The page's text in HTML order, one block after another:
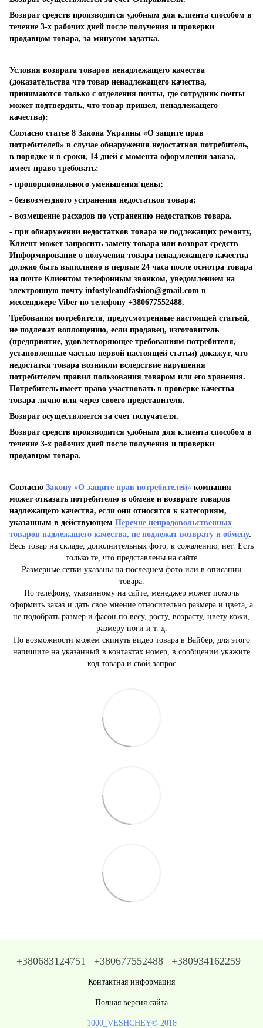
Возврат средств производится удобным для клиента способом в
течение 3-х рабочих дней после получения и проверки
продавцом товара, за минусом задатка.
Условия возврата товаров ненадлежащего качества
(доказательства что товар ненадлежащего качества,
принимаются только с отделения почты, где сотрудник почты
может подтвердить, что товар пришел, ненадлежащего
качества):
Согласно статье 8 Закона Украины «О защите прав
потребителей» в случае обнаружения недостатков потребитель,
в порядке и в сроки, 14 дней с момента оформления заказа,
имеет право требовать:
- пропорционального уменьшения цены;
- безвозмездного устранения недостатков товара;
- возмещение расходов по устранению недостатков товара.
- при обнаружении недостатков товара не подлежащих ремонту,
Клиент может запросить замену товара или возврат средств
Информирование о получении товара ненадлежащего качества
должно быть выполнено в первые 24 часа после осмотра товара
на почте Клиентом телефонным звонком, уведомлением на
электронную почту infostyleandfashion@gmail.com в
мессенджере Viber по телефону +380677552488.
Требования потребителя, предусмотренные настоящей статьей,
не подлежат воплощению, если продавец, изготовитель
(предприятие, удовлетворяющее требованиям потребителя,
установленные частью первой настоящей статьи) докажут, что
недостатки товара возникли вследствие нарушения
потребителем правил пользования товаром или его хранения.
Потребитель имеет право участвовать в проверке качества
товара лично или через своего представителя.
Возврат осуществляется за счет получателя.
Возврат средств производится удобным для клиента способом в
течение 3-х рабочих дней после получения и проверки
продавцом товара.
Согласно Закону «О защите прав потребителей» компания
может отказать потребителю в обмене и возврате товаров
надлежащего качества, если они относятся к категориям,
указанным в действующем Перечне непродовольственных
товаров надлежащего качества, не подлежат возврату и обмену.
Весь товар на складе, дополнительных фото, к сожалению, нет. Есть
только те, что представлены на сайте
Размерные сетки указаны на последнем фото или в описании
товара.
По телефону, указанному на сайте, менеджер может помочь
оформить заказ и дать свое мнение относительно размера и цвета, а
не подобрать размер и фасон по весу, росту, возрасту, цвету кожи,
размеру ноги и т. д.
По возможности можем скинуть видео товара в Вайбер, для этого
напишите на указанный в контактах номер, в сообщении укажите
код товара и свой запрос
+380683124751 +380677552488 +380934162259
Контактная информация
Полная версия сайта
1000_VESHCHEY© 2018